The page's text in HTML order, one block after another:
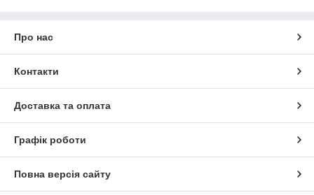
Про нас
Контакти
Доставка та оплата
Графік роботи
Повна версія сайту